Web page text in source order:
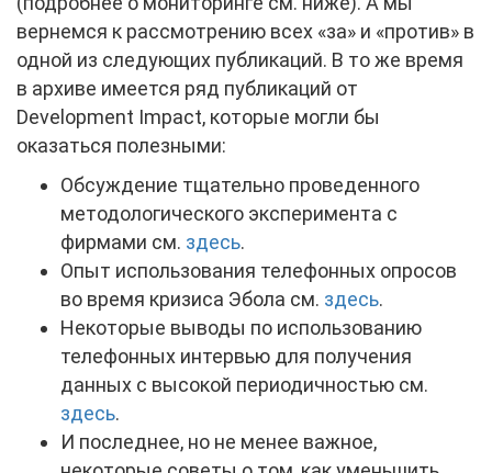
вернемся к рассмотрению всех «за» и «против» в
одной из следующих публикаций. В то же время
в архиве имеется ряд публикаций от
Development Impact, которые могли бы
оказаться полезными:
Обсуждение тщательно проведенного
методологического эксперимента с
фирмами см. здесь.
Опыт использования телефонных опросов
во время кризиса Эбола см. здесь.
Некоторые выводы по использованию
телефонных интервью для получения
данных с высокой периодичностью см.
здесь.
И последнее, но не менее важное,